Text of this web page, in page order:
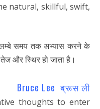
natural, skillful, swift,
लम्बे समय तक अभ्यास करने के
और स्थिर हो जाता है।
Bruce Lee ब्रूस ली
thoughts to enter